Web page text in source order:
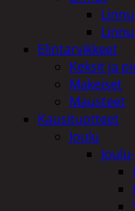
Elintarvikkeet
Keksit ja
Makeiset
Mausteet
Kausituotteet
Joulu